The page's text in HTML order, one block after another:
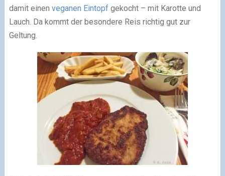
damit einen veganen Eintopf gekocht – mit Karotte und
Lauch. Da kommt der besondere Reis richtig gut zur
Geltung.